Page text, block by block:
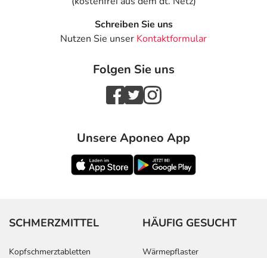
Schreiben Sie uns
Nutzen Sie unser Kontaktformular
Folgen Sie uns
Unsere Aponeo App
SCHMERZMITTEL
Kopfschmerztabletten
HÄUFIG GESUCHT
Wärmepflaster